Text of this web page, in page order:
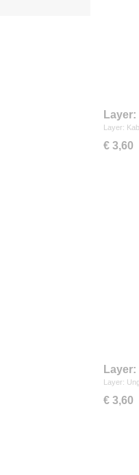
Layer:
€ 3,60
Layer:
€ 3,60